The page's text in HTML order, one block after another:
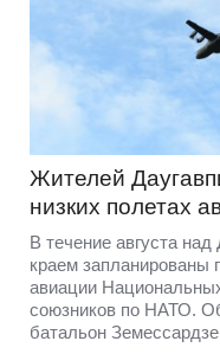
Жителей
низких полетах
В течение августа
краем запланированы
авиации
союзников по НАТО.
батальон